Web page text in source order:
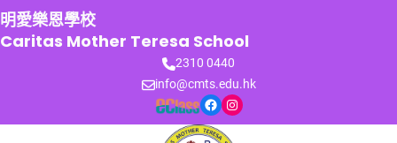
跳
至
主
明愛樂恩學校
Caritas Mother Teresa School
2310 0440
info@cmts.edu.hk
Facebook Instagram